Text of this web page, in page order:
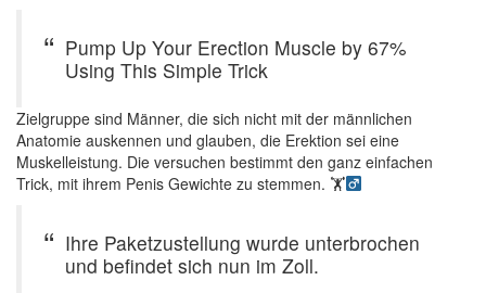
Pump Up Your Erection Muscle by 67%
Using This Simple Trick
Zielgruppe sind Männer, die sich nicht mit der männlichen
Anatomie auskennen und glauben, die Erektion sei eine
Muskelleistung. Die versuchen bestimmt den ganz einfachen
Trick, mit ihrem Penis Gewichte zu stemmen. 🏋‍
Ihre Paketzustellung wurde unterbrochen
und befindet sich nun im Zoll.